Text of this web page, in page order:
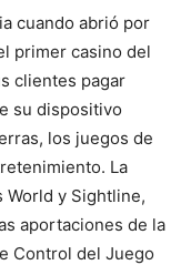
cuando abrió por
primer casino del
clientes pagar
su dispositivo
los juegos de
La
y Sightline,
aportaciones de la
Control del Juego